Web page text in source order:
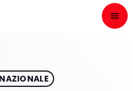
menu